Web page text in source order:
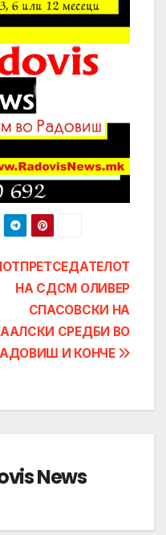
НА СДСМ ОЛИВЕР
СПАСОВСКИ НА
СРЕДБИ ВО
И КОНЧЕ
News